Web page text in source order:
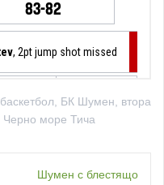
баскетбол, БК Шумен, втора
Черно море Тича
Шумен с блестящо